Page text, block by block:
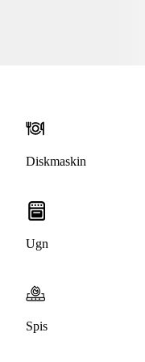
Diskmaskin
Ugn
Spis